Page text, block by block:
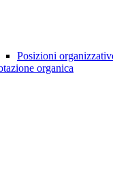
Posizioni
organica